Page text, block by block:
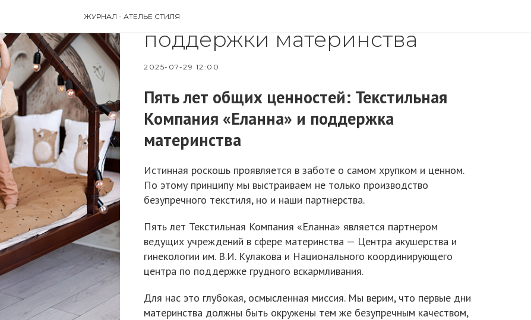
ЖУРНАЛ - АТЕЛЬЕ СТИЛЯ5 лет вместе - 5 лет
поддержки материнства
2025-07-29 12:00
Пять лет общих ценностей: Текстильная
Компания «Еланна» и поддержка
материнства
Истинная роскошь проявляется в заботе о самом хрупком и ценном.
По этому принципу мы выстраиваем не только производство
безупречного текстиля, но и наши партнерства.
Пять лет Текстильная Компания «Еланна» является партнером
ведущих учреждений в сфере материнства — Центра акушерства и
гинекологии им. В.И. Кулакова и Национального координирующего
центра по поддержке грудного вскармливания.
Для нас это глубокая, осмысленная миссия. Мы верим, что первые дни
материнства должны быть окружены тем же безупречным качеством,